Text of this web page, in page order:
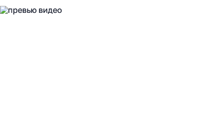
до 3-комнатных квартир. Комфорт обеспечивается